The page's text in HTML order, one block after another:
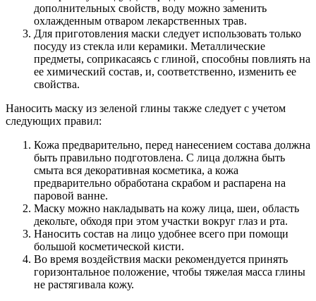
дополнительных свойств, воду можно заменить
охлажденным отваром лекарственных трав.
Для приготовления маски следует использовать только
посуду из стекла или керамики. Металлические
предметы, соприкасаясь с глиной, способны повлиять на
ее химический состав, и, соответственно, изменить ее
свойства.
Наносить маску из зеленой глины также следует с учетом
следующих правил:
Кожа предварительно, перед нанесением состава должна
быть правильно подготовлена. С лица должна быть
смыта вся декоративная косметика, а кожа
предварительно обработана скрабом и распарена на
паровой ванне.
Маску можно накладывать на кожу лица, шеи, область
декольте, обходя при этом участки вокруг глаз и рта.
Наносить состав на лицо удобнее всего при помощи
большой косметической кисти.
Во время воздействия маски рекомендуется принять
горизонтальное положение, чтобы тяжелая масса глины
не растягивала кожу.